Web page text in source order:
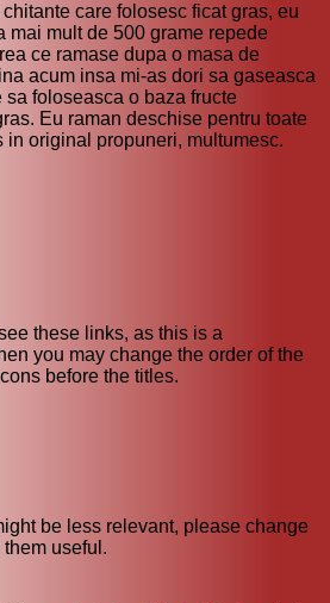
care folosesc ficat gras, eu
mai mult de 500 grame repede
ce ramase dupa o masa de
acum insa mi-as dori sa gaseasca
sa foloseasca o baza fructe
Eu raman deschise pentru toate
in original propuneri, multumesc.
these links, as this is a
you may change the order of the
before the titles.
be less relevant, please change
useful.